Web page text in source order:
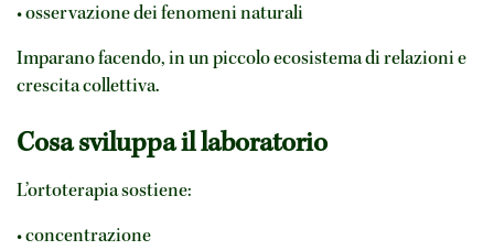
• osservazione dei fenomeni naturali
Imparano facendo, in un piccolo ecosistema di relazioni e
crescita collettiva.
Cosa sviluppa il laboratorio
L’ortoterapia sostiene:
• concentrazione